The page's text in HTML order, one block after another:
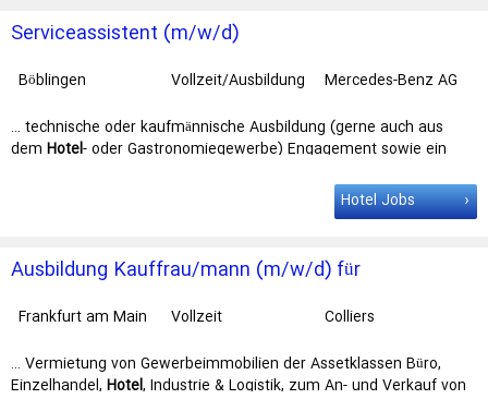
Serviceassistent (m/w/d)
Böblingen Vollzeit/Ausbildung
Mercedes-Benz AG
… technische oder kaufmännische Ausbildung (gerne auch aus
dem Hotel- oder Gastronomiegewerbe) Engagement sowie ein
@mercedes-benz.com zudem
an die Schwerbehindertenvertretung des Standorts …
Hotel Jobs
Ausbildung Kauffrau/mann (m/w/d) für
Frankfurt am Main Vollzeit
Colliers
… Vermietung von Gewerbeimmobilien der Assetklassen Büro,
Einzelhandel, Hotel, Industrie & Logistik, zum An- und Verkauf von